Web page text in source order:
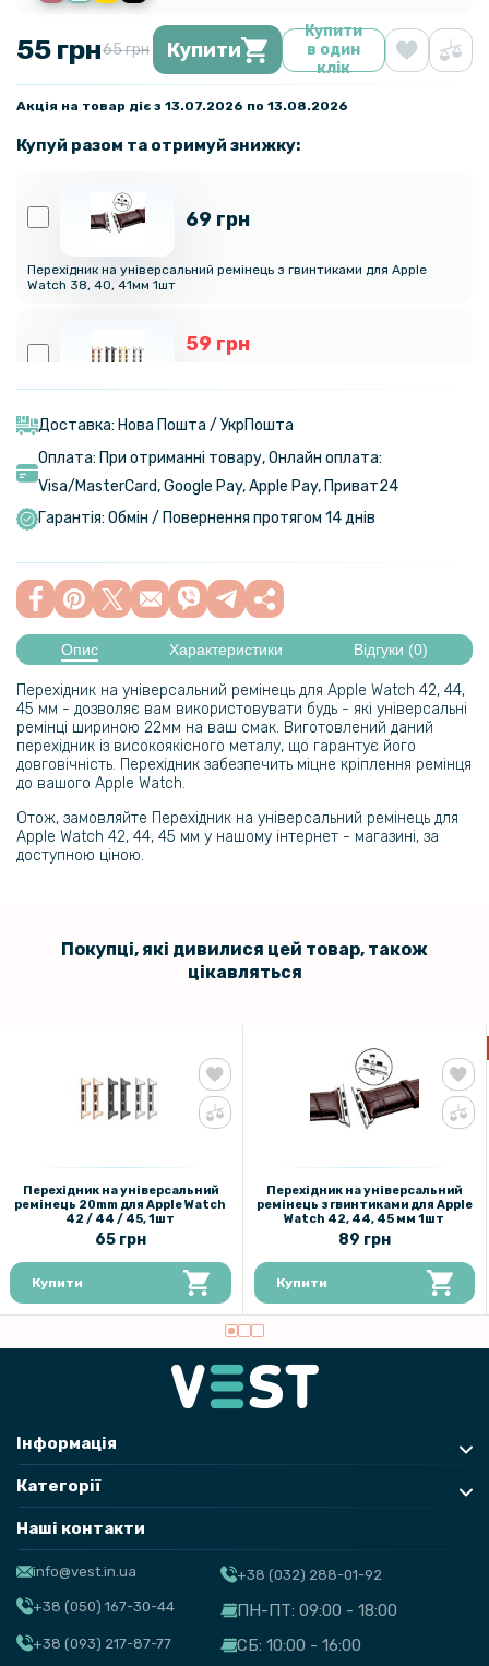
55 грн65 грн Купити
Купити
в один
клік
Акція на товар діє з 13.07.2026 по 13.08.2026
Купуй разом та отримуй знижку:
69 грн
Перехідник на універсальний ремінець з гвинтиками для Apple
Watch 38, 40, 41мм 1шт
59 грн
40 / 41 1шт
299 грн
279 грн
399 грн
Ремінець Epik Nylon для Apple Watch 42 / 44 / 45 / 49mm
249 грн
Ремінець Ocean Band для Apple Watch 42 / 44 / 45 / 49 mm
144 грн
Перехідник на універсальний ремінець для Apple Watch 38, 40, 41
89 грн
Перехідник на універсальний ремінець з гвинтиками для Apple
Watch 42, 44, 45 мм 1шт
52 грн
65 грн
Перехідник на універсальний ремінець 20mm для Apple Watch 42 /
Доставка: Нова Пошта / УкрПошта
Оплата: При отриманні товару, Онлайн оплата:
Visa/MasterСard, Google Pay, Apple Pay, Приват24
Гарантія: Обмін / Повернення протягом 14 днів
Опис Характеристики Відгуки (0)
Перехідник на універсальний ремінець для Apple Watch 42, 44,
45 мм - дозволяє вам використовувати будь - які універсальні
ремінці шириною 22мм на ваш смак. Виготовлений даний
перехідник із високоякісного металу, що гарантує його
довговічність. Перехідник забезпечить міцне кріплення ремінця
до вашого Apple Watch.
Отож, замовляйте Перехідник на універсальний ремінець для
Apple Watch 42, 44, 45 мм у нашому інтернет - магазині, за
доступною ціною.
Покупці, які дивилися цей товар, також
цікавляться
Перехідник на універсальний
ремінець 20mm для Apple Watch
42 / 44 / 45, 1шт
65 грн
Купити
Перехідник на універсальний
ремінець з гвинтиками для Apple
Watch 42, 44, 45 мм 1шт
89 грн
Купити
Інформація
Категорії
Наші контакти
info@vest.in.ua
+38 (050) 167-30-44
+38 (093) 217-87-77
+38 (032) 288-01-92
ПН-ПТ: 09:00 - 18:00
СБ: 10:00 - 16:00